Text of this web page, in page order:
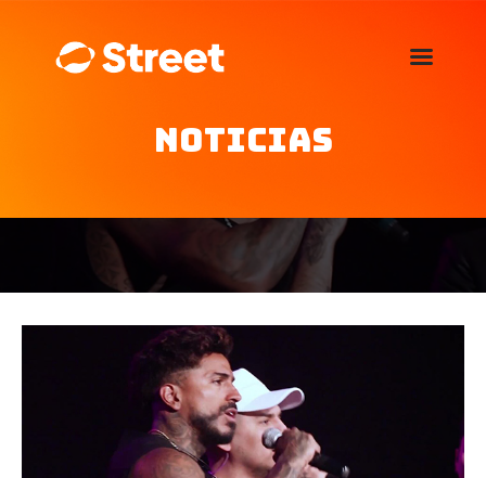
Noticias
La Street FM 101.5
Noticias
Agenda
Publicitá
Familia de auspiciantes